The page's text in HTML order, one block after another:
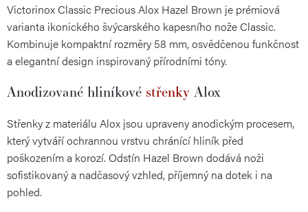
Victorinox Classic Precious Alox Hazel Brown je prémiová
varianta ikonického švýcarského kapesního nože Classic.
Kombinuje kompaktní rozměry 58 mm, osvědčenou funkčnost
a elegantní design inspirovaný přírodními tóny.
Anodizované hliníkové střenky Alox
Střenky z materiálu Alox jsou upraveny anodickým procesem,
který vytváří ochrannou vrstvu chránící hliník před
poškozením a korozí. Odstín Hazel Brown dodává noži
sofistikovaný a nadčasový vzhled, příjemný na dotek i na
pohled.